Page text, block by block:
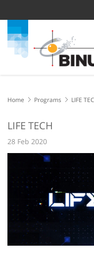
Home Programs LIFE
LIFE TECH
28 Feb 2020